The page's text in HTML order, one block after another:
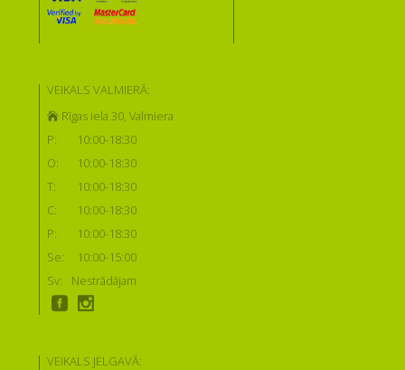
VEIKALS VALMIERĀ:
Rīgas iela 30, Valmiera
P:
10:00-18:30
O:
10:00-18:30
T:
10:00-18:30
C:
10:00-18:30
P:
10:00-18:30
Se:
10:00-15:00
Sv:
Nestrādājam
VEIKALS JELGAVĀ: